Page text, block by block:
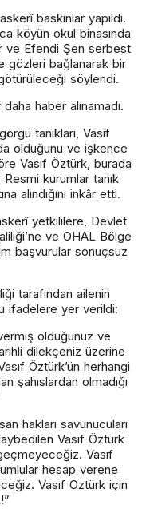
baskınlar yapıldı.
köyün okul binasında
ve Efendi Şen serbest
gözleri bağlanarak bir
söylendi.
haber alınamadı.
tanıkları, Vasıf
olduğunu ve işkence
Vasıf Öztürk, burada
kurumlar tanık
alındığını inkâr etti.
yetkililere, Devlet
ve OHAL Bölge
başvurular sonuçsuz
tarafından ailenin
ifadelere yer verildi:
olduğunuz ve
dilekçeniz üzerine
Öztürk’ün herhangi
şahıslardan olmadığı
hakları savunucuları
Vasıf Öztürk
Vasıf
hesap verene
Vasıf Öztürk için